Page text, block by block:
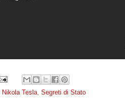
Nikola Tesla, Segreti di Stato